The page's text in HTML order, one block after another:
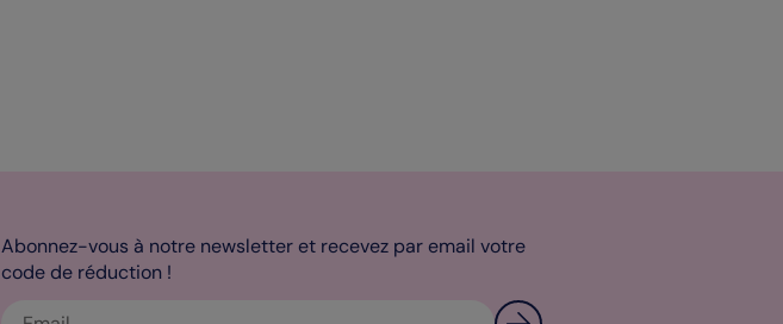
Abonnez-vous à notre newsletter et recevez par email votre
code de réduction !